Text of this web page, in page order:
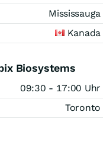
Mississauga
Kanada
Biosystems
09:30 - 17:00 Uhr
Toronto